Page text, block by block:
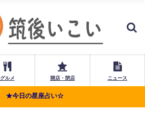
グルメ 開店・閉店 ニュース
★今日の星座占い☆